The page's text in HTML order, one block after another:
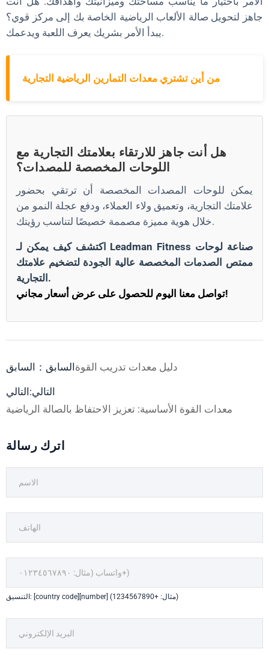
جاهز لتحويل صالة الألعاب الرياضية الخاصة بك إلى مركز قوي؟
يبدأ الأمر بشريك يعرف اللعبة ويدعمك.
من أين تشتري معدات التمارين الرياضية التجارية
هل أنت جاهز للارتقاء بعلامتك التجارية مع
اللوحات المخصصة للمصدات؟
يمكن للوحات المصدات المخصصة أن ترتقي بحضور
علامتك التجارية، وتعميق ولاء العملاء، ودفع عجلة النمو من
خلال هوية مميزة مصممة خصيصًا لتناسب رؤيتك.
اكتشف كيف يمكن لـ Leadman Fitness صناعة لوحات
ممتص الصدمات المخصصة عالية الجودة لتضخيم علامتك
التجارية.
تواصل معنا اليوم للحصول على عرض أسعار مجاني!
السابق：السابق دليل معدات تدريب القوة
التالي:التالي
معدات القوة الأساسية: تعزيز الاحتفاظ بالصالة الرياضية
اترك رسالة
التنسيق: [country code][number] (مثال: +1234567890)